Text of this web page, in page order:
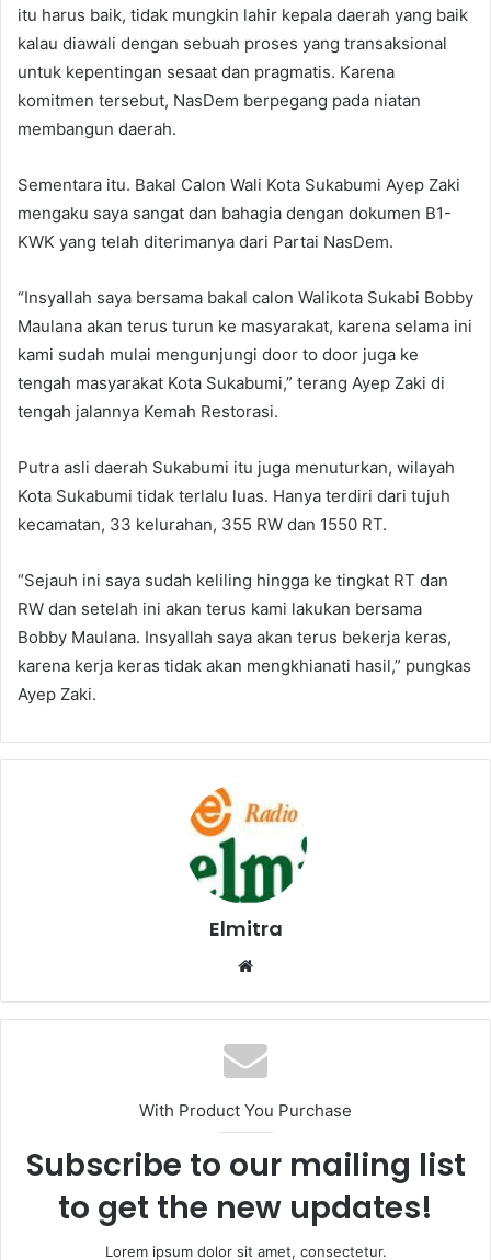
itu harus baik, tidak mungkin lahir kepala daerah yang baik
kalau diawali dengan sebuah proses yang transaksional
untuk kepentingan sesaat dan pragmatis. Karena
komitmen tersebut, NasDem berpegang pada niatan
membangun daerah.
Sementara itu. Bakal Calon Wali Kota Sukabumi Ayep Zaki
mengaku saya sangat dan bahagia dengan dokumen B1-
KWK yang telah diterimanya dari Partai NasDem.
“Insyallah saya bersama bakal calon Walikota Sukabi Bobby
Maulana akan terus turun ke masyarakat, karena selama ini
kami sudah mulai mengunjungi door to door juga ke
tengah masyarakat Kota Sukabumi,” terang Ayep Zaki di
tengah jalannya Kemah Restorasi.
Putra asli daerah Sukabumi itu juga menuturkan, wilayah
Kota Sukabumi tidak terlalu luas. Hanya terdiri dari tujuh
kecamatan, 33 kelurahan, 355 RW dan 1550 RT.
“Sejauh ini saya sudah keliling hingga ke tingkat RT dan
RW dan setelah ini akan terus kami lakukan bersama
Bobby Maulana. Insyallah saya akan terus bekerja keras,
karena kerja keras tidak akan mengkhianati hasil,” pungkas
Ayep Zaki.
Elmitra
Website
With Product You Purchase
Subscribe to our mailing list
to get the new updates!
Lorem ipsum dolor sit amet, consectetur.